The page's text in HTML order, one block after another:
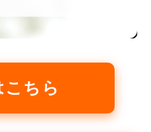
こちら